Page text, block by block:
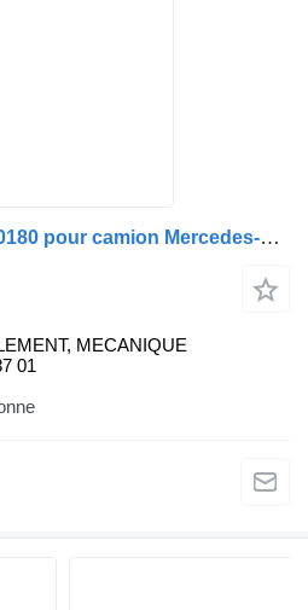
Embrayage A021250380180 pour camion Mercedes-Benz
MECANIQUE
01